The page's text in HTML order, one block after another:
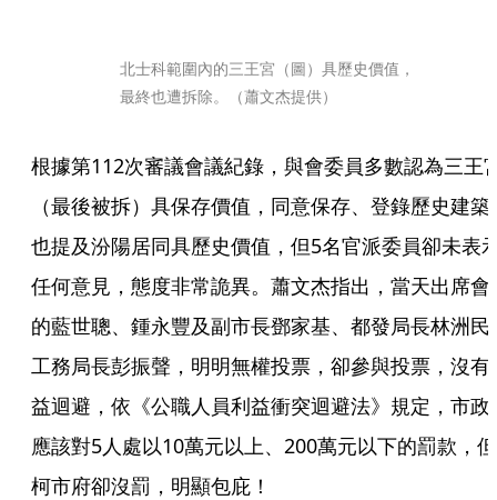
北士科範圍內的三王宮（圖）具歷史價值，
最終也遭拆除。（蕭文杰提供）
根據第112次審議會議紀錄，與會委員多數認為三王
（最後被拆）具保存價值，同意保存、登錄歷史建築
也提及汾陽居同具歷史價值，但5名官派委員卻未表
任何意見，態度非常詭異。蕭文杰指出，當天出席會
的藍世聰、鍾永豐及副市長鄧家基、都發局長林洲民
工務局長彭振聲，明明無權投票，卻參與投票，沒有
益迴避，依《公職人員利益衝突迴避法》規定，市政
應該對5人處以10萬元以上、200萬元以下的罰款，但
柯市府卻沒罰，明顯包庇！